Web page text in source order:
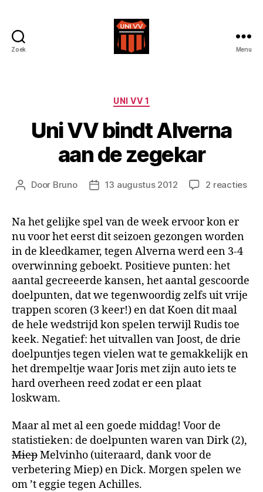
Zoek Menu
Categorieën
UNI VV 1
Uni VV bindt Alverna
aan de zegekar
Berichtauteur
Door Bruno Berichtdatum
13 augustus 2012 2 reactiesop
Na het gelijke spel van de week ervoor kon er
nu voor het eerst dit seizoen gezongen worden
in de kleedkamer, tegen Alverna werd een 3-4
overwinning geboekt. Positieve punten: het
aantal gecreeerde kansen, het aantal gescoorde
doelpunten, dat we tegenwoordig zelfs uit vrije
trappen scoren (3 keer!) en dat Koen dit maal
de hele wedstrijd kon spelen terwijl Rudis toe
keek. Negatief: het uitvallen van Joost, de drie
doelpuntjes tegen vielen wat te gemakkelijk en
het drempeltje waar Joris met zijn auto iets te
hard overheen reed zodat er een plaat
loskwam.
Maar al met al een goede middag! Voor de
statistieken: de doelpunten waren van Dirk (2),
MiepMelvinho (uiteraard, dank voor de
verbetering Miep) en Dick. Morgen spelen we
om ’t eggie tegen Achilles.